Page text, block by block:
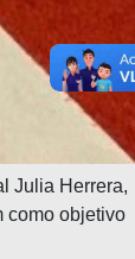
Julia Herrera,
como objetivo